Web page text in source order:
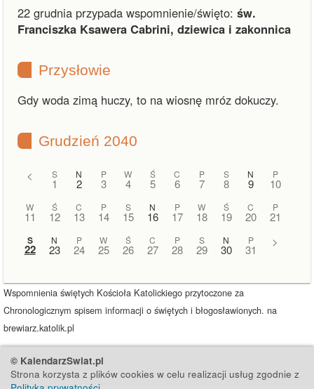
22 grudnia przypada wspomnienie/święto: św.
Franciszka Ksawera Cabrini, dziewica i zakonnica
Przysłowie
Gdy woda zimą huczy, to na wiosnę mróz dokuczy.
Grudzień 2040
< S
1
N
2
P
3
W
4
Ś
5
C
6
P
7
S
8
N
9
P
10
W
11
Ś
12
C
13
P
14
S
15
N
16
P
17
W
18
Ś
19
C
20
P
21
S
22
N
23
P
24
W
25
Ś
26
C
27
P
28
S
29
N
30
P
31
>
Wspomnienia świętych Kościoła Katolickiego przytoczone za
Chronologicznym spisem informacji o świętych i błogosławionych. na
brewiarz.katolik.pl
© KalendarzSwiat.pl
Strona korzysta z plików cookies w celu realizacji usług zgodnie z